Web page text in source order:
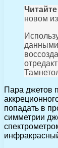
новом
данными
Пара джетов
попадать в
симметрии
инфракрасный